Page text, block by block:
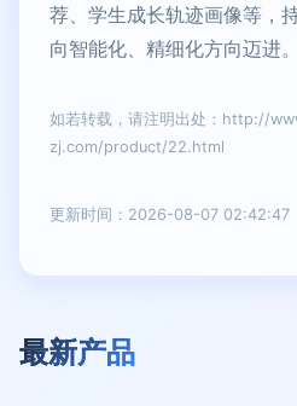
荐、学生成长轨迹画像等，
向智能化、精细化方向迈进。
如若转载，请注明出处：http://
zj.com/product/22.html
更新时间：2026-08-07 02:42:47
最新产品